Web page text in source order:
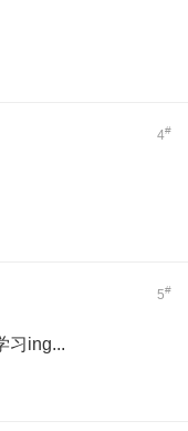
4#
5#
习ing...